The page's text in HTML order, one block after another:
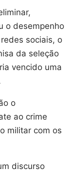
o desempenho
sociais, o
da seleção
vencido uma
o
ao crime
militar com os
discurso